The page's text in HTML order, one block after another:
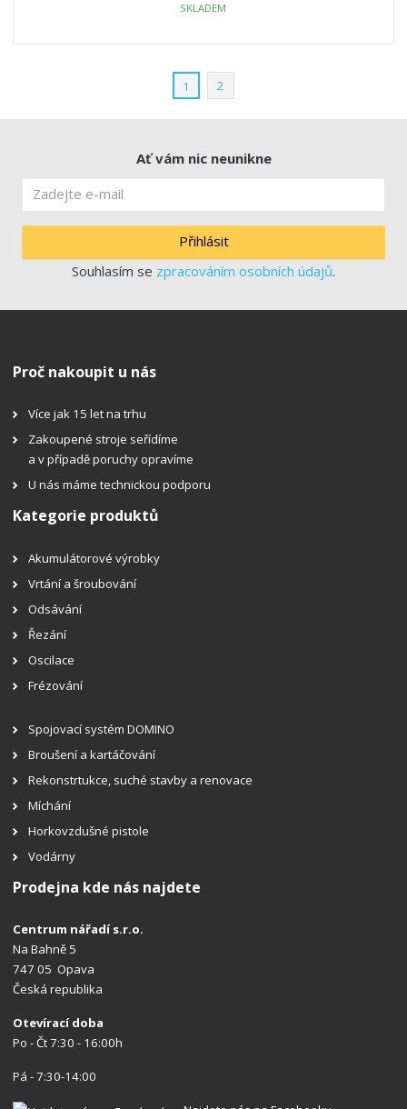
SKLADEM
1 2
Ať vám nic neunikne
Přihlásit
Souhlasím se zpracováním osobních údajů.
Proč nakoupit u nás
Více jak 15 let na trhu
Zakoupené stroje seřídíme
a v případě poruchy opravíme
U nás máme technickou podporu
Kategorie produktů
Akumulátorové výrobky
Vrtání a šroubování
Odsávání
Řezání
Oscilace
Frézování
Spojovací systém DOMINO
Broušení a kartáčování
Rekonstrtukce, suché stavby a renovace
Míchání
Horkovzdušné pistole
Vodárny
Prodejna kde nás najdete
Centrum nářadí s.r.o.
Na Bahně 5
747 05 Opava
Česká republika
Otevírací doba
Po - Čt 7:30 - 16:00h
Pá - 7:30-14:00